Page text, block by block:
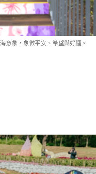
意象，象徵平安、希望與好運。